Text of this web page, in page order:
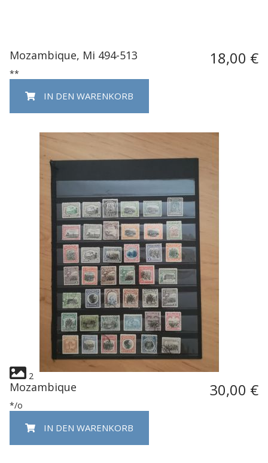
Mozambique, Mi 494-513 18,00 €
**
IN DEN WARENKORB
2
Mozambique 30,00 €
*/o
IN DEN WARENKORB